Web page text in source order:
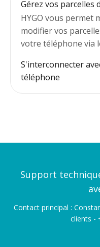
Gérez vos parcelles
HYGO vous permet
modifier vos
votre téléphone via
S'interconnecter
téléphone
Support
Contact principal :
clients -